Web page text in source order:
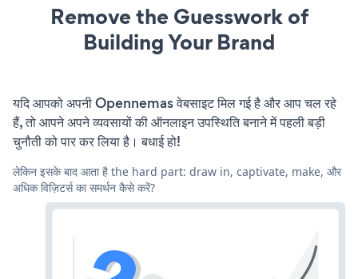
Remove the Guesswork of
Building Your Brand
यदि आपको अपनी Opennemas वेबसाइट मिल गई है और आप चल रहे
हैं, तो आपने अपने व्यवसायों की ऑनलाइन उपस्थिति बनाने में पहली बड़ी
चुनौती को पार कर लिया है। बधाई हो!
लेकिन इसके बाद आता है the hard part: draw in, captivate, make, और
अधिक विज़िटर्स का समर्थन कैसे करें?